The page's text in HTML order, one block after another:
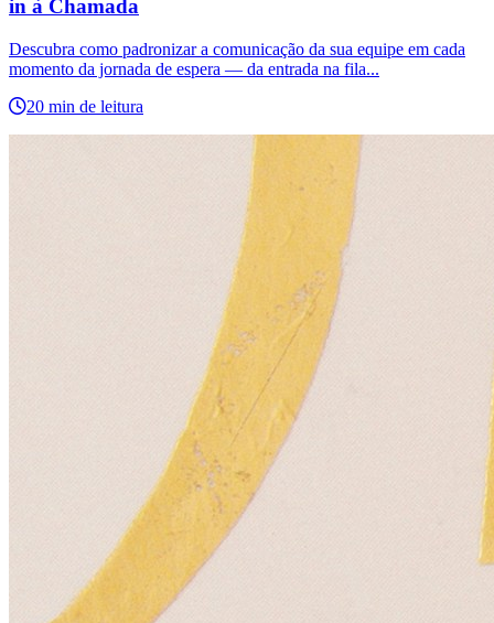
in à Chamada
Descubra como padronizar a comunicação da sua equipe em cada
momento da jornada de espera — da entrada na fila...
20 min de leitura